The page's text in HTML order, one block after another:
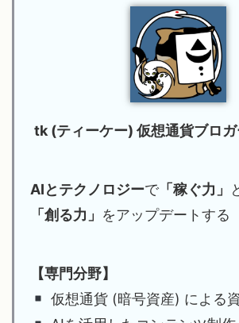
tk (ティーケー) 仮想通貨ブロ
AIとテクノロジーで「稼ぐ力」
「創る力」 をアップデートする
【専門分野】
仮想通貨 (暗号資産) による